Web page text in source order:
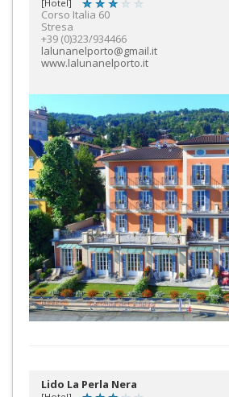
[Hotel]
Corso Italia 60
Stresa
+39 (0)323/934466
lalunanelporto@gmail.it
www.lalunanelporto.it
Lido La Perla Nera